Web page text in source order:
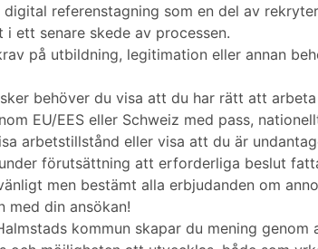
digital referenstagning som en del av
i ett senare skede av processen.
på utbildning, legitimation eller annan
behöver du visa att du har rätt att
EU/EES eller Schweiz med pass,
arbetstillstånd eller visa att du är
förutsättning att erforderliga beslut
men bestämt alla erbjudanden om
med din ansökan!
kommun skapar du mening